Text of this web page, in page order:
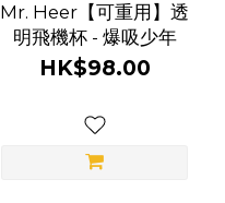
Mr. Heer【可重用】透
明飛機杯 - 爆吸少年
HK$98.00